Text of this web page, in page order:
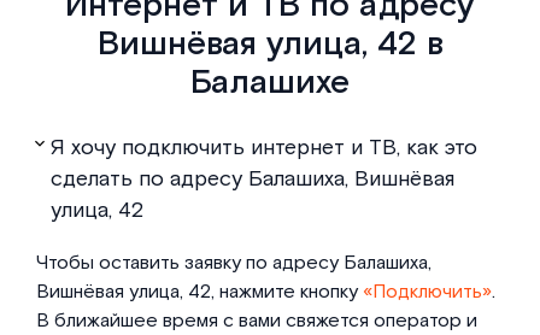
Вишнёвая улица, 42 в
Балашихе
Я хочу подключить интернет и ТВ, как это
сделать по адресу Балашиха, Вишнёвая
улица, 42
Чтобы оставить заявку по адресу Балашиха,
Вишнёвая улица, 42, нажмите кнопку«Подключить».
В ближайшее время с вами свяжется оператор и